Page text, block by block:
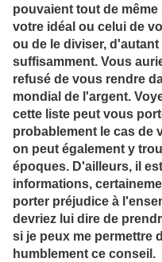
pouvaient tout de
votre idéal ou celui de
ou de le diviser,
suffisamment. Vous
refusé de vous rendre
mondial de l'argent.
cette liste peut vous
probablement le cas de
on peut également y
époques. D'ailleurs, il
informations,
porter préjudice à
devriez lui dire de
si je peux me permettre
humblement ce conseil.